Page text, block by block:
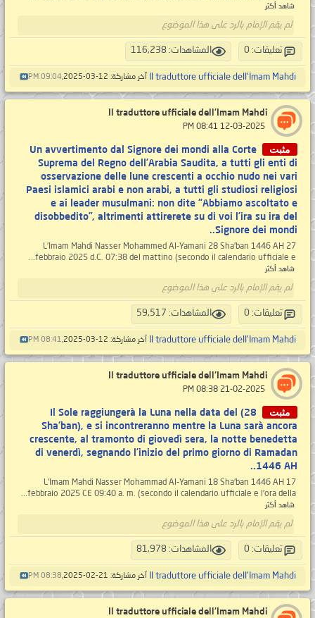
شاهد أكثر
لم يقم الإمام بالرد على هذا الموضوع
تعليقات: 0 المشاهدات: 116,238
Il traduttore ufficiale dell'Imam Mahdi آخر مشاركة: 12-03-2025, 09:04 PM
Il traduttore ufficiale dell'Imam Mahdi
مثبت
Un avvertimento dal Signore dei mondi alla Corte
Suprema del Regno dell’Arabia Saudita, a tutti gli enti di
osservazione delle lune crescenti a occhio nudo nei vari
Paesi islamici arabi e non arabi, a tutti gli studiosi religiosi
e ai leader musulmani: non dite “Abbiamo ascoltato e
disobbedito”, altrimenti attirerete su di voi l’ira su ira del
Signore dei mondi..
L’Imam Mahdi Nasser Mohammed Al-Yamani 28 Sha’ban 1446 AH 27
febbraio 2025 d.C. 07:38 del mattino (secondo il calendario ufficiale e...
شاهد أكثر
لم يقم الإمام بالرد على هذا الموضوع
تعليقات: 0 المشاهدات: 59,517
Il traduttore ufficiale dell'Imam Mahdi آخر مشاركة: 12-03-2025, 08:41 PM
Il traduttore ufficiale dell'Imam Mahdi
مثبت
Il Sole raggiungerà la Luna nella data del (28
Sha'ban), e si incontreranno mentre la Luna sarà ancora
crescente, al tramonto di giovedì sera, la notte benedetta
di venerdì, segnando l’inizio del primo giorno di Ramadan
1446 AH..
L'Imam Mahdi Nasser Mohammad Al-Yamani 18 Sha'ban 1446 AH 17
febbraio 2025 CE 09:40 a. m. (secondo il calendario ufficiale e l'ora della...
شاهد أكثر
لم يقم الإمام بالرد على هذا الموضوع
تعليقات: 0 المشاهدات: 81,978
Il traduttore ufficiale dell'Imam Mahdi آخر مشاركة: 21-02-2025, 08:38 PM
Il traduttore ufficiale dell'Imam Mahdi